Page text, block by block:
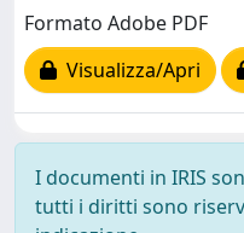
Formato Adobe PDF
Visualizza/Apri
I documenti in IRIS
tutti i diritti sono